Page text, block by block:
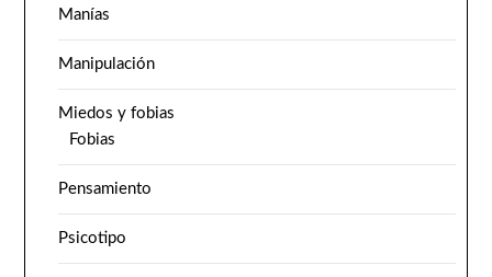
Manías
Manipulación
Miedos y fobias
Fobias
Pensamiento
Psicotipo